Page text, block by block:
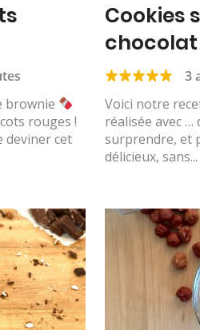
brownie
rouges !
deviner cet
Cookies
chocolat
3
Voici notre
réalisée avec …
surprendre, et
délicieux, sans...